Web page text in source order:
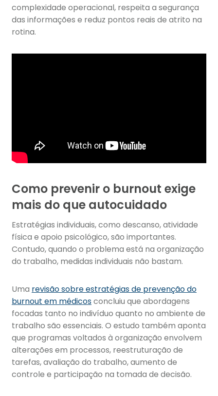
complexidade operacional, respeita a segurança
das informações e reduz pontos reais de atrito na
rotina.
Como prevenir o burnout exige
mais do que autocuidado
Estratégias individuais, como descanso, atividade
física e apoio psicológico, são importantes.
Contudo, quando o problema está na organização
do trabalho, medidas individuais não bastam.
Uma revisão sobre estratégias de prevenção do
burnout em médicosconcluiu que abordagens
focadas tanto no indivíduo quanto no ambiente de
trabalho são essenciais. O estudo também aponta
que programas voltados à organização envolvem
alterações em processos, reestruturação de
tarefas, avaliação do trabalho, aumento de
controle e participação na tomada de decisão.